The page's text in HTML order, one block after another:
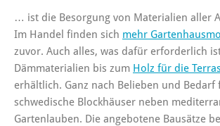
… ist die Besorgung von Materialien aller
Im Handel finden sich mehr
zuvor. Auch alles, was dafür erforderlich
Dämmaterialien bis zum Holz für die
erhältlich. Ganz nach Belieben und Bedarf
schwedische Blockhäuser neben
Gartenlauben. Die angebotene Bausätze